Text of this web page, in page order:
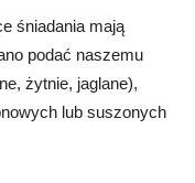
śniadania mają
podać naszemu
żytnie, jaglane),
lub suszonych